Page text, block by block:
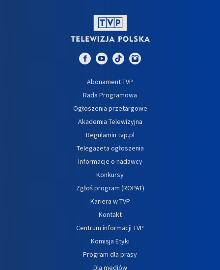
Abonament TVP
Rada Programowa
Ogłoszenia przetargowe
Akademia Telewizyjna
Regulamin tvp.pl
Telegazeta ogłoszenia
Informacje o nadawcy
Konkursy
Zgłoś program (ROPAT)
Kariera w TVP
Kontakt
Centrum informacji TVP
Komisja Etyki
Program dla prasy
Dla mediów